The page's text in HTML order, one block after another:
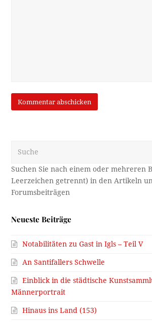
Neueste Beiträge
Notabilitäten zu Gast in Igls – Teil V
An Santifallers Schwelle
Einblick in die städtische
Männerportrait
Hinaus ins Land (153)